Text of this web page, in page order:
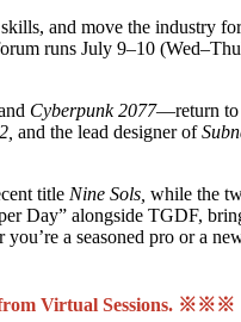
and move the industry
runs July 9–10
Cyberpunk 2077—return to
and the lead designer of
title Nine Sols, while the
Day” alongside TGDF,
a seasoned pro or a
from Virtual Sessions. ※※※